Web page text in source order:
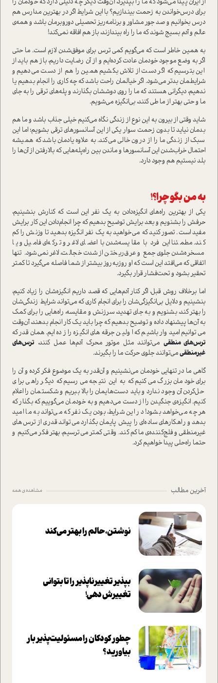
از ایران پیدا می‌شود که ما را بپذیرد، آن‌وقت دیگر چه دلیلی دارد که خودمان را
برای درس‌خواندن به زحمت بیندازیم؟ با این شرایط اگر در بهترین مدارس هم
درس بخوانیم و صد جور مشاور و برنامه‌ریز تحصیلی دور‌و‌برمان باشد و همه‌ی
عالم و آدم بسیج شوند که ما را راه بیندازند، باز هم افاقه نمی‌کند!
به همین خاطر است که می‌گویم کمی ترس برای موفق‌شدن لازم است. ما حتی
اگر به وضع موجود خودمان عادت کرده‌ایم و از آن رضایت داریم، باز هم باید از
این بترسیم که اگر دست از تلاش بکشیم همین را هم از دست می‌دهیم و
شرایطمان بدتر می‌شود. اگر خیالمان راحت باشد که چه کاری را انجام بدهیم یا
ندهیم، دیگرانی هستند که ما را روی دوششان بگذارند و پله‌هاي ترقی را به جای
ما و حتی بهتر از ما طی ‌کنند، بی‌انگیزه می‌شویم.
شاید وقتی از بیرون به این نوع از زندگی نگاه می‌کنیم خیلی جذاب باشد و ما هم
بدمان نیاید تا بدون زحمت سوار یکی از این آسانسورهای ترقی بشویم؛ اما این
سبک از زندگی ما را از درون خالی می‌کند. به علاوه یادمان باشد که همیشه
احتمال خراب‌شدن این آسانسورها و ماندن بین راه‌پله‌هایی که بالارفتن از آن‌ها را
بلد نیستیم هم وجود دارد.
به من بگو چرا؟!
یکی از بهترین راه‌های انگیزه‌دادن به یک نفر این است که کنارش بنشینیم،
حرفش را بشنویم و بعد برایش توضیح بدهیم که چرا انجام‌دادن این کار برایش
مفید است. تصور کنید که می‌خواهید به یک نفر انگیزه بدهید تا وزنش را کم
کند. مطمئنا این فرد با مقایسه‌شدن با اعضای لاغر و ترکه‌ای فامیل و یا
مسخره‌شدن جلوی جمع و عرق‌ریختن از شدت خجالت، لاغر نمی‌شود. تنها
اتفاقی که می‌افتد این است که او روزبه‌روز بیشتر از شما فاصله می‌گیرد تا کمتر
تحقیر بشود و تحت‌فشار قرار بگیرد.
اما برخلاف روش قبل، اگر کنار آدم‌هایی که قصد داریم انگیزه‌شان را زیاد کنیم،
بنشینیم و دلايل بی‌انگیزگی‌شان را برای انجام کاری که می‌تواند شرایط زندگی‌شان
را بهتر کند، بشنویم و به جای تهدید، سرزنش و مقایسه، راه‌هایی را برای کمک
به آن‌ها پیشنهاد داده و توضیح بدهیم که چرا باید یک کار انجام بدهند، آن‌وقت
می‌توانیم امیدوار باشیم که اولین جرقه‌های انگیزه را زده‌ایم. همان‌قدر که
ترس‌های منطقی می‌توانند مثل موتور محرک آدم‌ها عمل کنند، ترس‌های
غیرمنطقیمی‌توانند جلوی حرکت ما را بگیرند.
گاهی ما در تنهایی خودمان می‌نشینیم و آن‌قدر به یک موضوع فکر کرده و آن را
برای خودمان بزرگ می‌کنیم که به این نتیجه می‌رسیم که دیگر راهی برای
حل‌کردن آن وجود ندارد و باید دست‌هایمان را بالا ببریم و شکستمان را اعلام
کنیم. انگیزه‌ی جنگیدن را از دست می‌دهیم و به خودمان می‌گوییم که بگذار که
هر چه می‌خواهد بشود! در این شرایط، بودن یک نفر که می‌‌تواند به ما امید
بدهد و راهکارهای ساده‌ای را پیش‌ پایمان بگذارد می‌تواند قدری از ترس‌های
غیرمنطقی و فلج‌کننده‌ی ما کم کند. وقتی کمتر می‌ترسیم، بهتر فکر می‌کنیم و
حتما راه‌حلی پیدا خواهیم کرد.
آخرین مطالب مشاهده ی همه
نوشتن، حالم را بهتر می‌کند
بپذير تغييرناپذير را تا بتواني
تغييرش دهي!‏
چطور کودکان را مسئولیت‌پذیر بار
بیاورید؟